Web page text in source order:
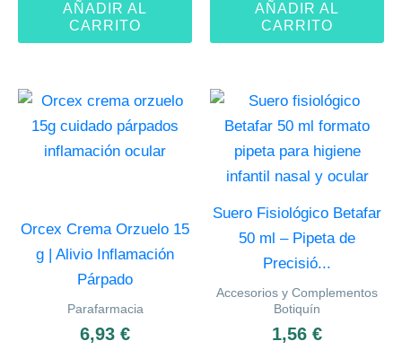
AÑADIR AL
CARRITO
AÑADIR AL
CARRITO
Orcex Crema Orzuelo 15
g | Alivio Inflamación
Párpado
Parafarmacia
6,93 €
Suero Fisiológico Betafar
50 ml – Pipeta de
Precisió...
Accesorios y Complementos
Botiquín
1,56 €